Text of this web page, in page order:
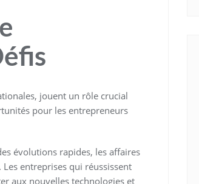
jouent un rôle crucial
pour les entrepreneurs
évolutions rapides, les affaires
entreprises qui réussissent
aux nouvelles technologies et